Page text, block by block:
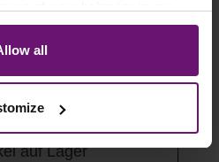
AG (Ebbinghoff 10, 48624
cannot assign this data
process it for its own
all
Details
auf Lager